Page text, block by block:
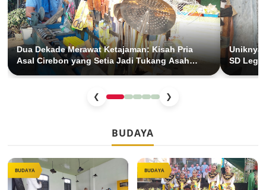
Dua Dekade Merawat Ketajaman: Kisah Pria
Asal Cirebon yang Setia Jadi Tukang Asah
Uniknya
SD
❮ ❯
BUDAYA
BUDAYA BUDAYA